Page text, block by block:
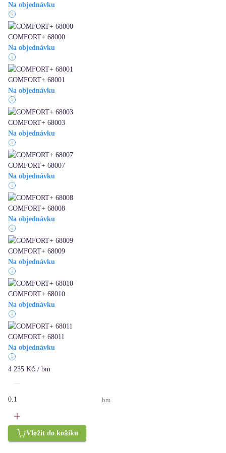
Na objednávku
COMFORT+ 68000
Na objednávku
COMFORT+ 68001
Na objednávku
COMFORT+ 68003
Na objednávku
COMFORT+ 68007
Na objednávku
COMFORT+ 68008
Na objednávku
COMFORT+ 68009
Na objednávku
COMFORT+ 68010
Na objednávku
COMFORT+ 68011
Na objednávku
4 235 Kč / bm
bm
Vložit do košíku